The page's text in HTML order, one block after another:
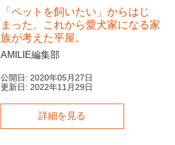
「ペットを飼いたい」からはじ
まった、これから愛犬家になる家
族が考えた平屋。
AMILIE編集部
公開日: 2020年05月27日
更新日: 2022年11月29日
詳細を見る